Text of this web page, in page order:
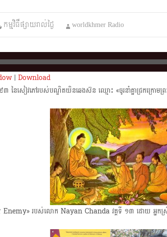
កម្មវិធីផ្សាយរាល់ថ្ងៃ worldkhmer Radio
| Download
៣ នៃសៀវភៅរបស់បណ្ឌិតយិនឆេងស៊ន ឈ្មោះ «ចូរនាំគ្នាជ្រកក្រោមព្
របស់លោក Nayan Chanda វគ្គទី ១៣ ​ដោយ អ្នកស្